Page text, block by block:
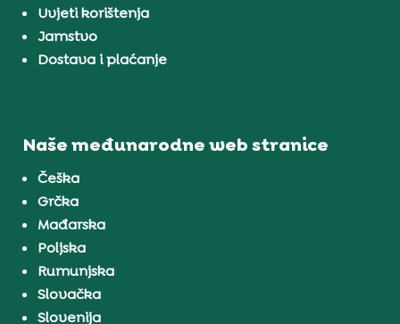
Uvjeti korištenja
Jamstvo
Dostava i plaćanje
Naše međunarodne web stranice
Češka
Grčka
Mađarska
Poljska
Rumunjska
Slovačka
Slovenija